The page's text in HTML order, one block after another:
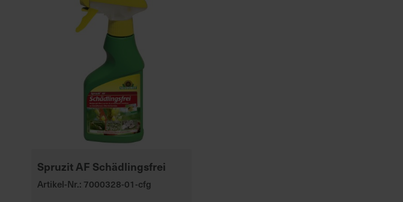
Spruzit AF Schädlingsfrei
Artikel-Nr.: 7000328-01-cfg